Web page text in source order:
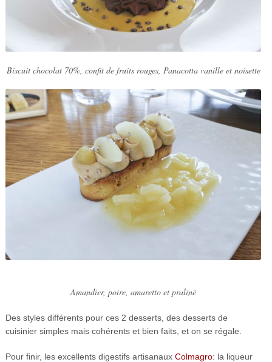
Biscuit chocolat 70%, confit de fruits rouges, Panacotta vanille et noisette
Amandier, poire, amaretto et praliné
Des styles différents pour ces 2 desserts, des desserts de
cuisinier simples mais cohérents et bien faits, et on se régale.
Pour finir, les excellents digestifs artisanaux Colmagro: la liqueur